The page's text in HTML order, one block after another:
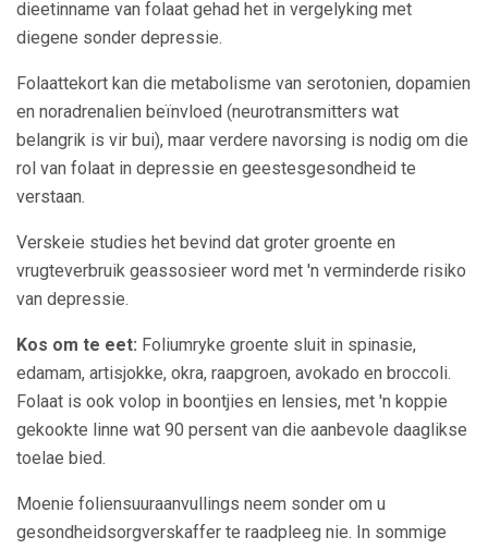
dieetinname van folaat gehad het in vergelyking met
diegene sonder depressie.
Folaattekort kan die metabolisme van serotonien, dopamien
en noradrenalien beïnvloed (neurotransmitters wat
belangrik is vir bui), maar verdere navorsing is nodig om die
rol van folaat in depressie en geestesgesondheid te
verstaan.
Verskeie studies het bevind dat groter groente en
vrugteverbruik geassosieer word met 'n verminderde risiko
van depressie.
Kos om te eet: Foliumryke groente sluit in spinasie,
edamam, artisjokke, okra, raapgroen, avokado en broccoli.
Folaat is ook volop in boontjies en lensies, met 'n koppie
gekookte linne wat 90 persent van die aanbevole daaglikse
toelae bied.
Moenie foliensuuraanvullings neem sonder om u
gesondheidsorgverskaffer te raadpleeg nie. In sommige